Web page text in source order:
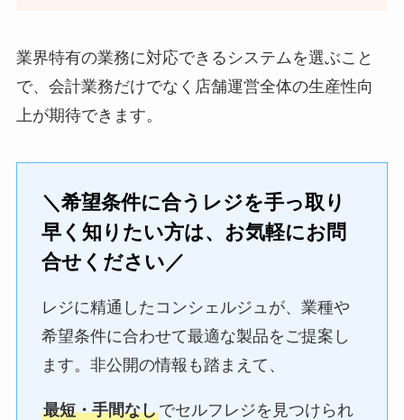
業界特有の業務に対応できるシステムを選ぶこと
で、会計業務だけでなく店舗運営全体の生産性向
上が期待できます。
＼希望条件に合うレジを手っ取り
早く知りたい方は、お気軽にお問
合せください／
レジに精通したコンシェルジュが、業種や
希望条件に合わせて最適な製品をご提案し
ます。非公開の情報も踏まえて、
最短・手間なしでセルフレジを見つけられ